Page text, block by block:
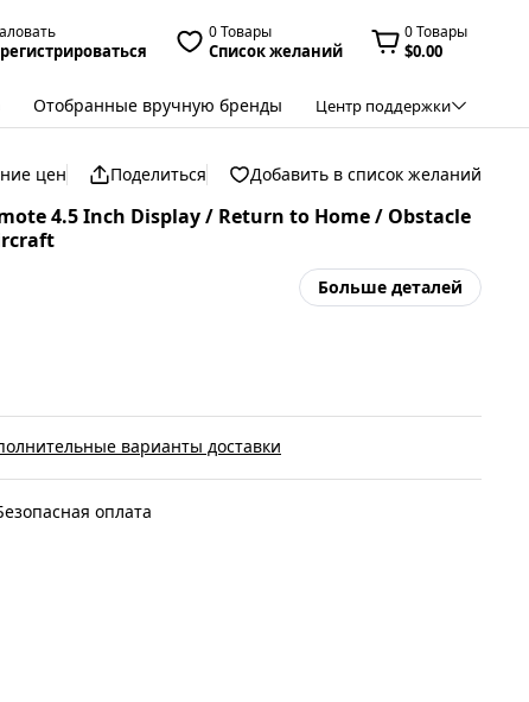
0 Товары
Список желаний
0 Товары
$0.00
Отобранные вручную бренды Центр поддержки
цен Поделиться Добавить в список желаний
4.5 Inch Display / Return to Home / Obstacle
Больше деталей
варианты доставки
оплата